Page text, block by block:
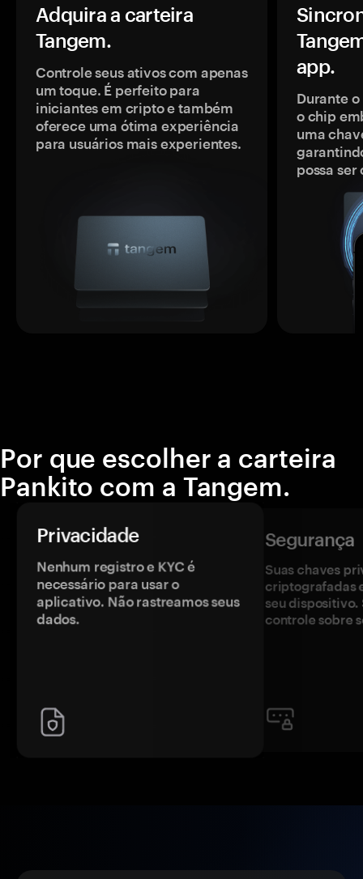
Adquira a carteira
Tangem.
Controle seus ativos com apenas
um toque. É perfeito para
iniciantes em cripto e também
oferece uma ótima experiência
para usuários mais experientes.
app.
Durante
o chip
uma
possa
Por que escolher a carteira
Pankito com a Tangem.
Privacidade
Nenhum registro e KYC é
necessário para usar o
aplicativo. Não rastreamos seus
dados.
Segurança
Suas chaves
criptografadas
seu dispositivo.
controle sobre